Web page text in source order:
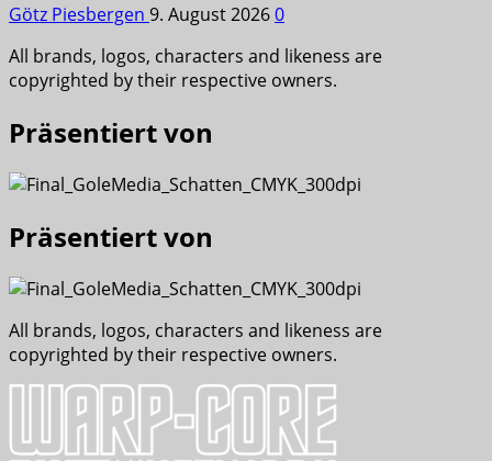
Götz Piesbergen 9. August 20260
All brands, logos, characters and likeness are
copyrighted by their respective owners.
Präsentiert von
Präsentiert von
All brands, logos, characters and likeness are
copyrighted by their respective owners.